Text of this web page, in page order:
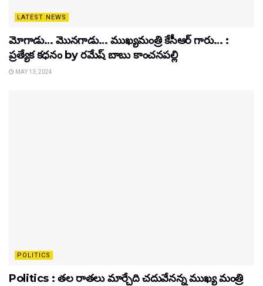
LATEST NEWS
మోగాడు… మొనగాడు… ముఖ్యమంత్రి కేసీఆర్ గారు… :
ప్రత్యేక కధనం by రమేష్ బాబు కాంచనపల్లి
MAY 13, 2024
POLITICS
Politics : తల రాతలు మార్చేది చదువేనన్న ముఖ్య మంత్రి